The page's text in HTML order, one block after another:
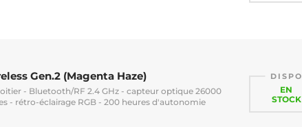
Gen.2 (Magenta Haze)
- Bluetooth/RF 2.4 GHz - capteur optique 26000
- rétro-éclairage RGB - 200 heures d'autonomie
DISPO
EN
STOCK